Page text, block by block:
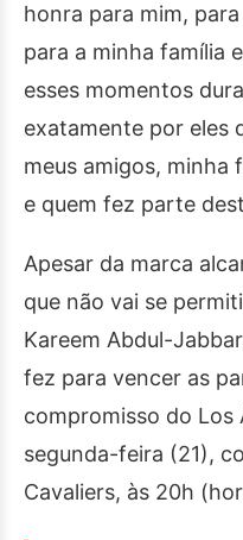
honra para mim,
para a minha família
esses momentos
exatamente por eles
meus amigos, minha
e quem fez parte
Apesar da marca
que não vai se
Kareem Abdul-
fez para vencer as
compromisso do Los
segunda-feira (21),
Cavaliers, às 20h